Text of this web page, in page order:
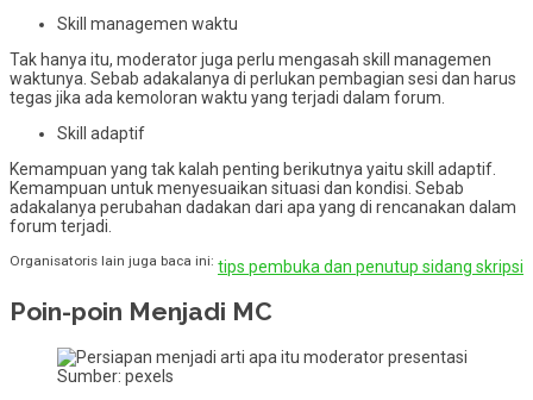
Skill managemen waktu
Tak hanya itu, moderator juga perlu mengasah skill managemen
waktunya. Sebab adakalanya di perlukan pembagian sesi dan harus
tegas jika ada kemoloran waktu yang terjadi dalam forum.
Skill adaptif
Kemampuan yang tak kalah penting berikutnya yaitu skill adaptif.
Kemampuan untuk menyesuaikan situasi dan kondisi. Sebab
adakalanya perubahan dadakan dari apa yang di rencanakan dalam
forum terjadi.
Organisatoris lain juga baca ini: tips pembuka dan penutup sidang skripsi
Poin-poin Menjadi MC
Sumber: pexels